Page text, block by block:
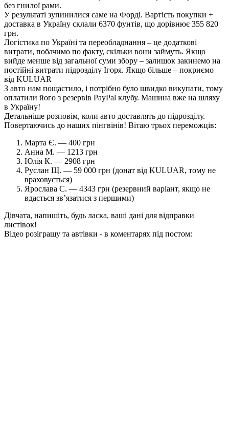
без гнилої рами.
У результаті зупинилися саме на Форді. Вартість покупки +
доставка в Україну склали 6370 фунтів, що дорівнює 355 820
грн.
Логістика по Україні та переобладнання – це додаткові
витрати, побачимо по факту, скільки вони займуть. Якщо
вийде менше від загальної суми збору – залишок закинемо на
постійні витрати підрозділу Ігоря. Якщо більше – покриємо
від KULUAR
З авто нам пощастило, і потрібно було швидко викупати, тому
оплатили його з резервів PayPal клубу. Машина вже на шляху
в Україну!
Детальніше розповім, коли авто доставлять до підрозділу.
Повертаючись до наших пінгвінів! Вітаю трьох переможців:
Марта Є. — 400 грн
Анна М. — 1213 грн
Юлія К. — 2908 грн
Руслан Щ. — 59 000 грн (донат від KULUAR, тому не
враховується)
Ярослава С. — 4343 грн (резервний варіант, якщо не
вдасться зв’язатися з першими)
Дівчата, напишіть, будь ласка, ваші дані для відправки
листівок!
Відео розіграшу та автівки - в коментарях під постом: